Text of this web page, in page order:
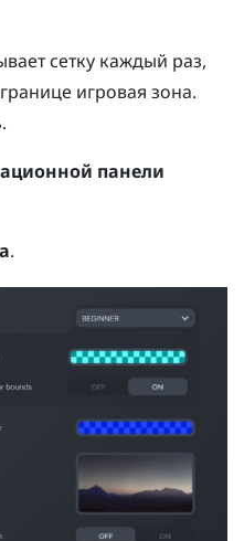
сетку каждый раз,
игровая зона.
панели
.